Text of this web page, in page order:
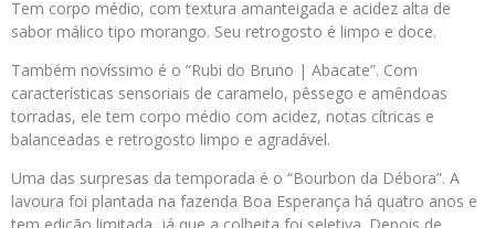
Tem corpo médio, com textura amanteigada e acidez alta de
sabor málico tipo morango. Seu retrogosto é limpo e doce.
Também novíssimo é o “Rubi do Bruno | Abacate”. Com
características sensoriais de caramelo, pêssego e amêndoas
torradas, ele tem corpo médio com acidez, notas cítricas e
balanceadas e retrogosto limpo e agradável.
Uma das surpresas da temporada é o “Bourbon da Débora”. A
lavoura foi plantada na fazenda Boa Esperança há quatro anos e